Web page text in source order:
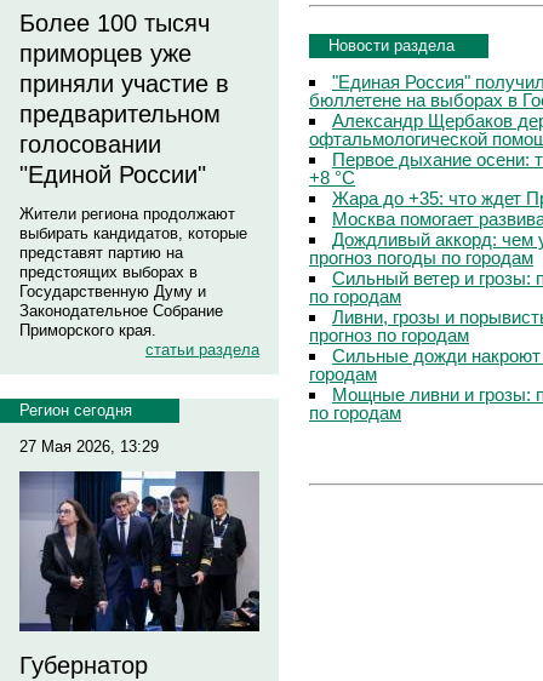
Более 100 тысяч
приморцев уже
приняли участие в
предварительном
голосовании
"Единой России"
Жители региона продолжают
выбирать кандидатов, которые
представят партию на
предстоящих выборах в
Государственную Думу и
Законодательное Собрание
Приморского края.
статьи раздела
Регион сегодня
27 Мая 2026, 13:29
Губернатор
Новости раздела
"Единая Россия"
бюллетене на выборах в
Александр Щербаков
офтальмологической
Первое дыхание осени:
+8 °C
Жара до +35: что ждет
Москва помогает
Дождливый аккорд: чем
прогноз погоды по городам
Сильный ветер и грозы:
по городам
Ливни, грозы и
прогноз по городам
Сильные дожди
городам
Мощные ливни и грозы:
по городам